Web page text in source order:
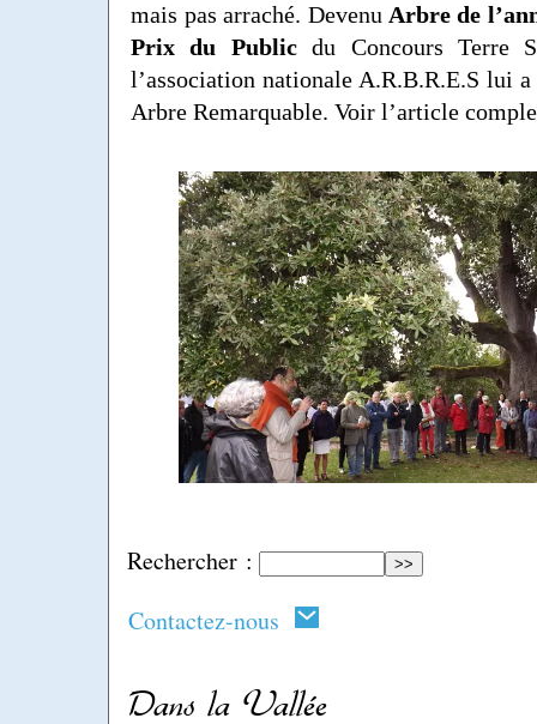
Rechercher :
Contactez-nous
Dans la Vallée
mais pas arraché. Devenu Arbre de
Prix du Publicdu Concours Terre
l’association nationale A.R.B.R.E.S lui
Arbre Remarquable. Voir l’article